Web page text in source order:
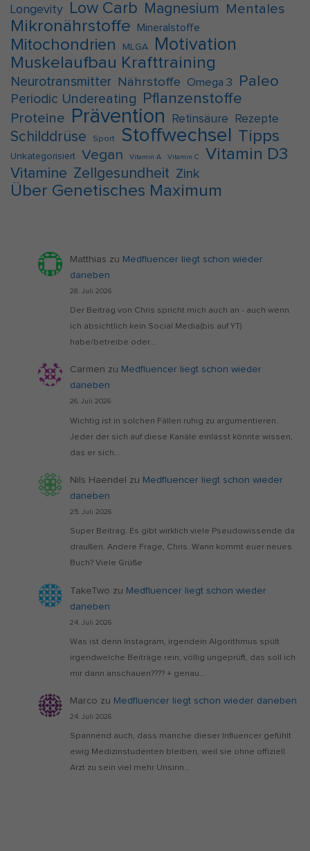
Longevity Low Carb Magnesium Mentales
Mikronährstoffe Mineralstoffe
Mitochondrien MLGA Motivation
Muskelaufbau Krafttraining
Neurotransmitter Nährstoffe Omega 3 Paleo
Periodic Undereating Pflanzenstoffe
Proteine Prävention Retinsäure Rezepte
Schilddrüse Sport Stoffwechsel Tipps
Unkategorisiert Vegan Vitamin A Vitamin C Vitamin D3
Vitamine Zellgesundheit Zink
Über Genetisches Maximum
Matthias zu Medfluencer liegt schon wieder
daneben
28. Juli 2026
Der Beitrag von Chris spricht mich auch an - auch wenn
ich absichtlich kein Social Media(bis auf YT)
habe/betreibe oder…
Carmen zu Medfluencer liegt schon wieder
daneben
26. Juli 2026
Wichtig ist in solchen Fällen ruhig zu argumentieren.
Jeder der sich auf diese Kanäle einlässt könnte wissen,
das er sich…
Nils Haendel zu Medfluencer liegt schon wieder
daneben
25. Juli 2026
Super Beitrag. Es gibt wirklich viele Pseudowissende da
draußen. Andere Frage, Chris. Wann kommt euer neues
Buch? Viele Grüße
TakeTwo zu Medfluencer liegt schon wieder
daneben
24. Juli 2026
Was ist denn Instagram, irgendein Algorithmus spült
irgendwelche Beiträge rein, völlig ungeprüft, das soll ich
mir dann anschauen???? + genau…
Marco zu Medfluencer liegt schon wieder daneben
24. Juli 2026
Spannend auch, dass manche dieser Influencer gefühlt
ewig Medizinstudenten bleiben, weil sie ohne offiziell
Arzt zu sein viel mehr Unsinn…